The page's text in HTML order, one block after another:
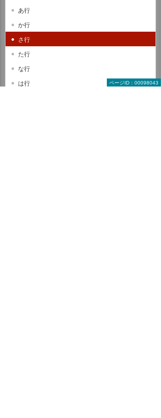
ページID：00098043
あ行
か行
さ行
た行
な行
は行